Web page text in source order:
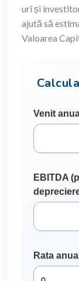
uri și
ajută să
Valoarea
Venit
EBITDA
Rata